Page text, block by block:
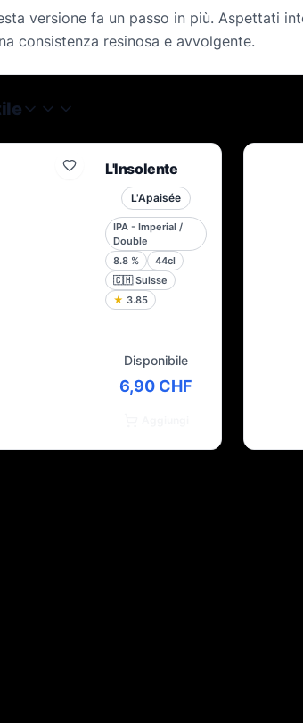
versione fa un passo in più. Aspettati
consistenza resinosa e avvolgente.
L'Insolente
L'Apaisée
IPA - Imperial /
Double
8.8 %
44cl
🇨🇭 Suisse
★ 3.85
Disponibile
6,90 CHF